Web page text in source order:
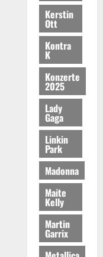
Kerstin
Ott
Kontra
K
Konzerte
2025
Lady
Gaga
Linkin
Park
Madonna
Maite
Kelly
Martin
Garrix